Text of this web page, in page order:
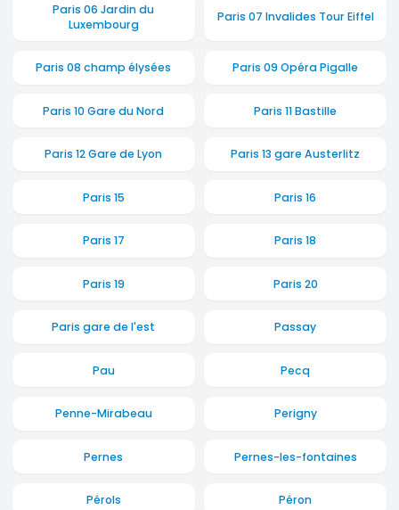
Paris 06 Jardin du
Luxembourg
Paris 07 Invalides Tour Eiffel
Paris 08 champ élysées Paris 09 Opéra Pigalle
Paris 10 Gare du Nord Paris 11 Bastille
Paris 12 Gare de Lyon Paris 13 gare Austerlitz
Paris 15 Paris 16
Paris 17 Paris 18
Paris 19 Paris 20
Paris gare de l'est Passay
Pau Pecq
Penne-Mirabeau Perigny
Pernes Pernes-les-fontaines
Pérols Péron